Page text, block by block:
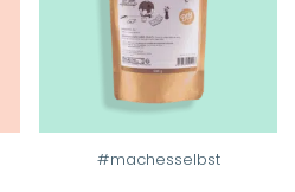
#machesselbst